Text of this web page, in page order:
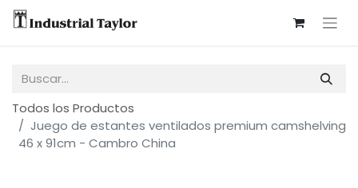
Todos los Productos
Juego de estantes ventilados premium camshelving
46 x 91cm - Cambro China